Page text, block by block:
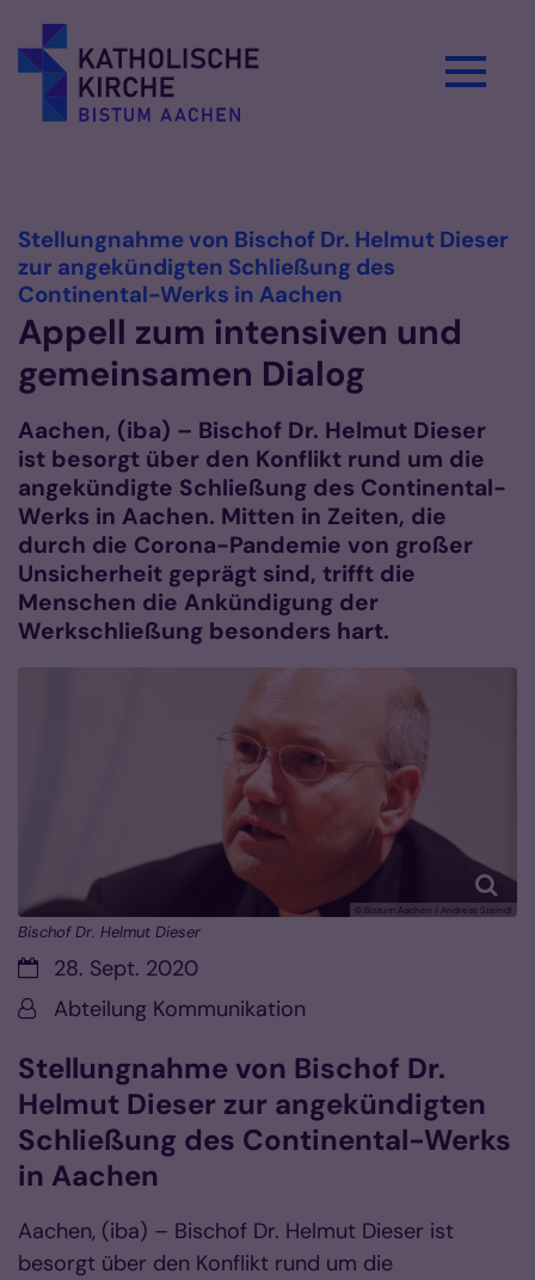
Stellungnahme von Bischof Dr. Helmut Dieser
zur angekündigten Schließung des
Continental-Werks in Aachen
Appell zum intensiven und
gemeinsamen Dialog
Aachen, (iba) – Bischof Dr. Helmut Dieser
ist besorgt über den Konflikt rund um die
angekündigte Schließung des Continental-
Werks in Aachen. Mitten in Zeiten, die
durch die Corona-Pandemie von großer
Unsicherheit geprägt sind, trifft die
Menschen die Ankündigung der
Werkschließung besonders hart.
© Bistum Aachen / Andreas Steindl
Bischof Dr. Helmut Dieser
Datum:28. Sept. 2020
Von:Abteilung Kommunikation
Stellungnahme von Bischof Dr.
Helmut Dieser zur angekündigten
Schließung des Continental-Werks
in Aachen
Aachen, (iba) – Bischof Dr. Helmut Dieser ist
besorgt über den Konflikt rund um die